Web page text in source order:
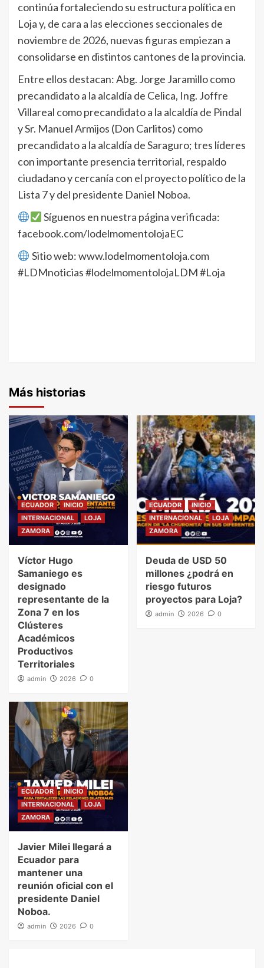
continúa fortaleciendo su estructura política en
Loja y, de cara a las elecciones seccionales de
noviembre de 2026, nuevas figuras empiezan a
consolidarse en distintos cantones de la provincia.
Entre ellos destacan: Abg. Jorge Jaramillo como
precandidato a la alcaldía de Celica, Ing. Joffre
Villareal como precandidato a la alcaldía de Pindal
y Sr. Manuel Armijos (Don Carlitos) como
precandidato a la alcaldía de Saraguro; tres líderes
con importante presencia territorial, respaldo
ciudadano y cercanía con el proyecto político de la
Lista 7 y del presidente Daniel Noboa.
Síguenos en nuestra página verificada:
facebook.com/lodelmomentolojaEC
Sitio web: www.lodelmomentoloja.com
#LDMnoticias #lodelmomentolojaLDM #Loja
Más historias
ECUADOR
INICIO
INTERNACIONAL
LOJA
ZAMORA
Víctor Hugo
Samaniego es
designado
representante de la
Zona 7 en los
Clústeres
Académicos
Productivos
Territoriales
admin 2026 0
ECUADOR
INICIO
INTERNACIONAL
LOJA
ZAMORA
Deuda de USD 50
millones ¿podrá en
riesgo futuros
proyectos para Loja?
admin 2026 0
ECUADOR
INICIO
INTERNACIONAL
LOJA
ZAMORA
Javier Milei llegará a
Ecuador para
mantener una
reunión oficial con el
presidente Daniel
Noboa.
admin 2026 0